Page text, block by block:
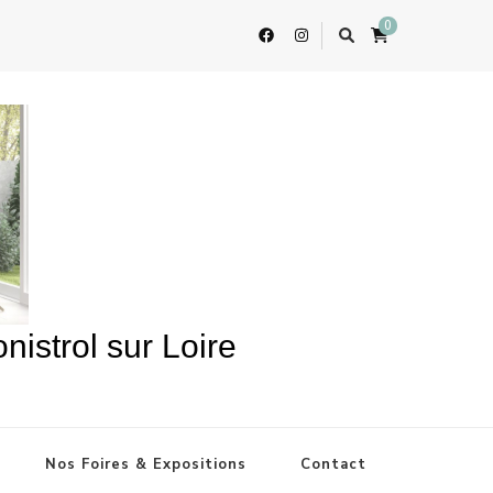
0
sur Loire
Nos Foires & Expositions Contact